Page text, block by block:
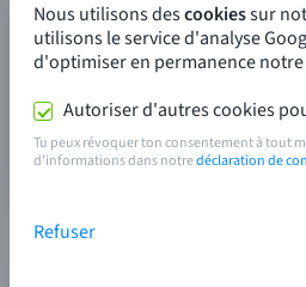
Nous utilisons descookiessur
utilisons le service d'analyse
d'optimiser en permanence
Autoriser d'autres cookies
Tu peux révoquer ton consentement à tout
d'informations dans notredéclaration de
Refuser